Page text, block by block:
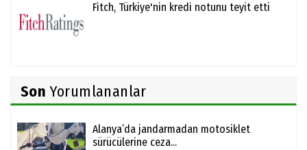
Fitch, Türkiye'nin kredi notunu teyit etti
Son Yorumlananlar
Alanya’da jandarmadan motosiklet
sürücülerine ceza...